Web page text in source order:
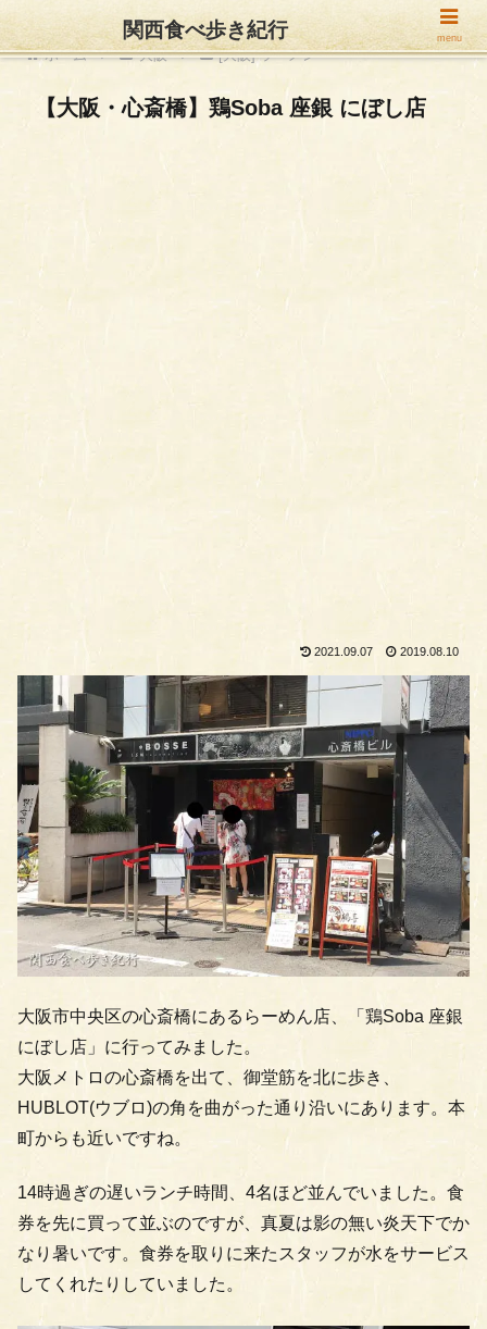
ホーム 大阪 [大阪] ラーメン
【大阪・心斎橋】鶏Soba 座銀 にぼし店
2021.09.07 2019.08.10
大阪市中央区の心斎橋にあるらーめん店、「鶏Soba 座銀
にぼし店」に行ってみました。
大阪メトロの心斎橋を出て、御堂筋を北に歩き、
HUBLOT(ウブロ)の角を曲がった通り沿いにあります。本
町からも近いですね。
14時過ぎの遅いランチ時間、4名ほど並んでいました。食
券を先に買って並ぶのですが、真夏は影の無い炎天下でか
なり暑いです。食券を取りに来たスタッフが水をサービス
してくれたりしていました。
関西食べ歩き紀行 menu